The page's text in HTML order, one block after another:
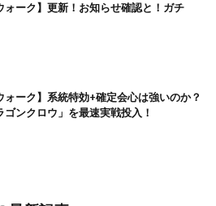
ォーク】更新！お知らせ確認と！ガチ
ォーク】系統特効+確定会心は強いのか？
ゴンクロウ」を最速実戦投入！